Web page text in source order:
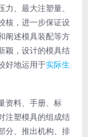
、最大注塑量、
核，进一步保证设
阐述模具装配等方
颖，设计的模具结
好地运用于实际生
资料、手册、标
注塑模具的组成结
分、推出机构、排